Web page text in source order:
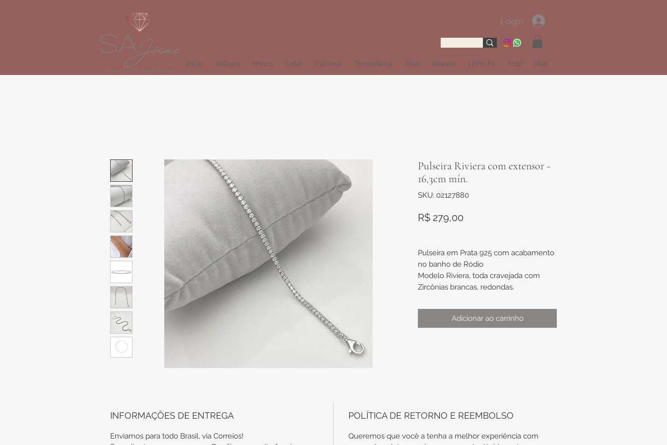
Login
Início Relógio Brinco Colar Pulseira Tornozeleira Anel Aliança Linha Fé Kids Mais
Pulseira Riviera com extensor -
16,3cm mín.
SKU: 02127880
R$ 279,00
Pulseira em Prata 925 com acabamento
no banho de Ródio
Modelo Riviera, toda cravejada com
Zircônias brancas, redondas.
papagaio.
Adicionar ao carrinho
INFORMAÇÕES DE ENTREGA
Enviamos para todo Brasil, via Correios!
POLÍTICA DE RETORNO E REEMBOLSO
Queremos que você a tenha a melhor experiência com